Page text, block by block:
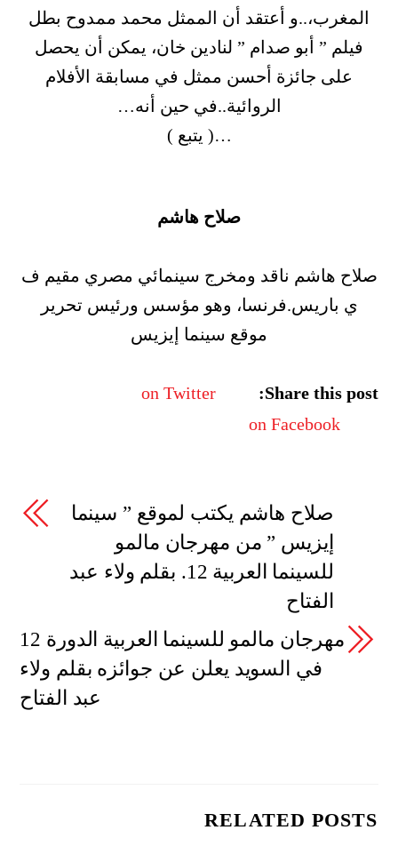
المغرب،..و أعتقد أن الممثل محمد ممدوح بطل
فيلم ” أبو صدام ” لنادين خان، يمكن أن يحصل
على جائزة أحسن ممثل في مسابقة الأفلام
الروائية..في حين أنه…
…( يتبع )
صلاح هاشم
صلاح هاشم ناقد ومخرج سينمائي مصري مقيم ف
ي باريس.فرنسا، وهو مؤسس ورئيس تحرير
موقع سينما إيزيس
Share this post:
on Twitter
on Facebook
صلاح هاشم يكتب لموقع ” سينما
إيزيس ” من مهرجان مالمو
للسينما العربية 12. بقلم ولاء عبد
الفتاح
مهرجان مالمو للسينما العربية الدورة 12
في السويد يعلن عن جوائزه بقلم ولاء
عبد الفتاح
RELATED POSTS